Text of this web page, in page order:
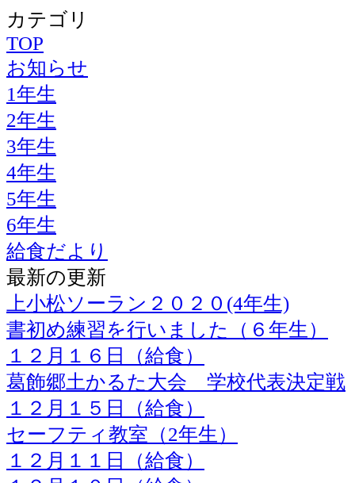
カテゴリ
TOP
お知らせ
1年生
2年生
3年生
4年生
5年生
6年生
給食だより
最新の更新
上小松ソーラン２０２０(4年生)
書初め練習を行いました（６年生）
１２月１６日（給食）
葛飾郷土かるた大会 学校代表決定戦
１２月１５日（給食）
セーフティ教室（2年生）
１２月１１日（給食）